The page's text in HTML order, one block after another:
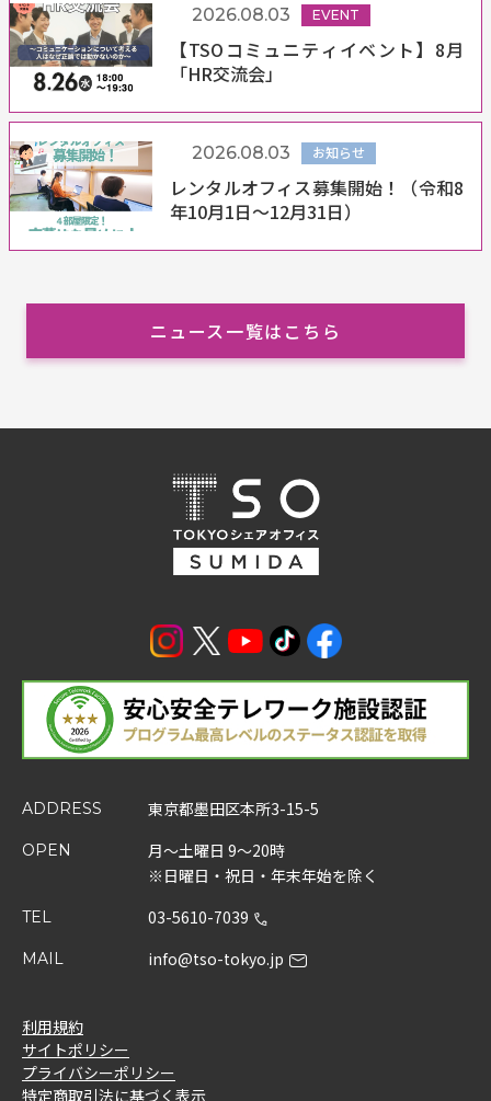
【TSOコミュニティイベント】8月
「HR交流会」
2026.08.03 EVENT
レンタルオフィス募集開始！（令和8
年10月1日～12月31日）
2026.08.03 お知らせ
ニュース一覧はこちら
ADDRESS 東京都墨田区本所3-15-5
OPEN
月～土曜日 9～20時
※日曜日・祝日・年末年始を除く
TEL 03-5610-7039
MAIL info@tso-tokyo.jp
利用規約
サイトポリシー
プライバシーポリシー
特定商取引法に基づく表示